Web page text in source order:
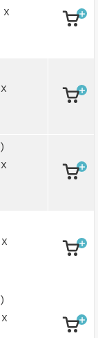
x
x
)
x
x
)
x